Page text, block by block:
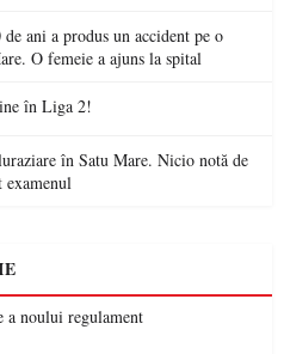
ani a produs un accident pe o
O femeie a ajuns la spital
în Liga 2!
în Satu Mare. Nicio notă de
examenul
a noului regulament